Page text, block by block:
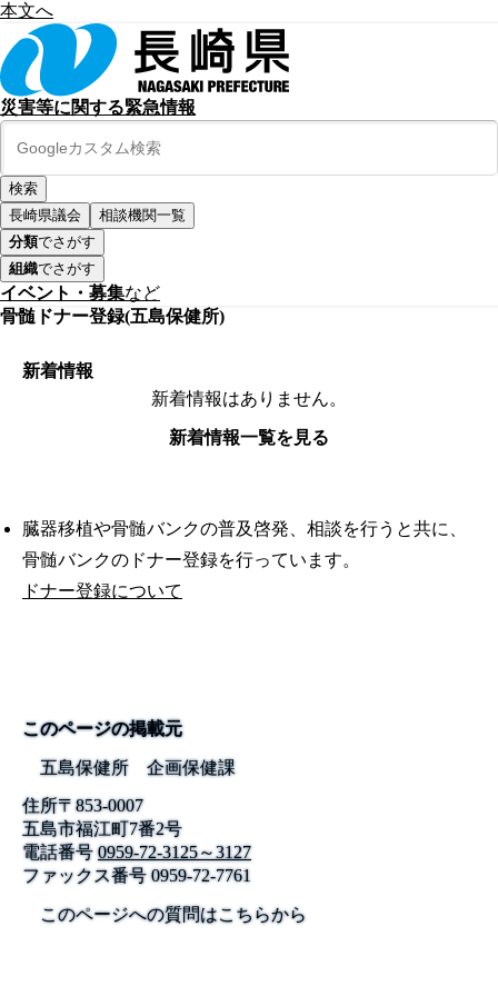
本文へ
災害等に関する緊急情報
長崎県議会
相談機関一覧
分類でさがす
組織でさがす
イベント・募集など
骨髄ドナー登録(五島保健所)
新着情報
新着情報はありません。
新着情報一覧を見る
臓器移植や骨髄バンクの普及啓発、相談を行うと共に、
骨髄バンクのドナー登録を行っています。
ドナー登録について
このページの掲載元
五島保健所 企画保健課
住所〒853-0007
五島市福江町7番2号
電話番号 0959-72-3125～3127
ファックス番号0959-72-7761
このページへの質問はこちらから